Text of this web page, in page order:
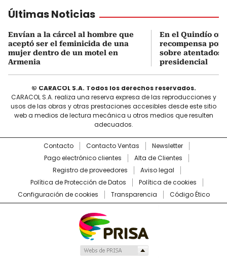
Últimas Noticias
Envían a la cárcel al hombre que
aceptó ser el feminicida de una
mujer dentro de un motel en
Armenia
En el Quindío
recompensa por
sobre atentados
presidencial
© CARACOL S.A. Todos los derechos reservados.
CARACOL S.A. realiza una reserva expresa de las reproducciones y
usos de las obras y otras prestaciones accesibles desde este sitio
web a medios de lectura mecánica u otros medios que resulten
adecuados.
Contacto Contacto Ventas
Newsletter
Pago electrónico clientes
Alta de Clientes
Registro de proveedores
Aviso legal
Política de Protección de Datos
Política de cookies
Configuración de cookies
Transparencia Código Ético